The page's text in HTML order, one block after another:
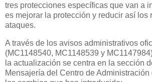
tres protecciones específicas que van a
es mejorar la protección y reducir así los
ataques.
A través de los avisos administrativos
(MC1148540, MC1148539 y
la actualización se centra en la sección
Mensajería del Centro de Administración